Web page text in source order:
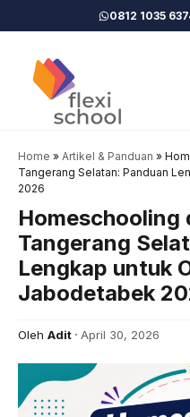
ke
0812 1035
Home » Artikel & Panduan »
Tangerang Selatan: Panduan
2026
Homeschooling
Tangerang
Lengkap untuk
Jabodetabek
Oleh Adit April 30, 2026